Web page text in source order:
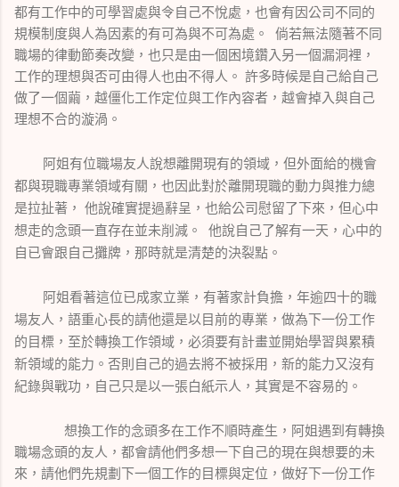
都有工作中的可學習處與令自己不悅處，也會有因公司不同的
規模制度與人為因素的有可為與不可為處。 倘若無法隨著不同
職場的律動節奏改變，也只是由一個困境鑽入另一個漏洞裡，
工作的理想與否可由得人也由不得人。 許多時候是自己給自己
做了一個繭，越僵化工作定位與工作內容者，越會掉入與自己
理想不合的漩渦。
阿姐有位職場友人說想離開現有的領域，但外面給的機會
都與現職專業領域有關，也因此對於離開現職的動力與推力總
是拉扯著， 他說確實提過辭呈，也給公司慰留了下來，但心中
想走的念頭一直存在並未削減。 他說自己了解有一天，心中的
自已會跟自己攤牌，那時就是清楚的決裂點。
阿姐看著這位已成家立業，有著家計負擔，年逾四十的職
場友人，語重心長的請他還是以目前的專業，做為下一份工作
的目標，至於轉換工作領域，必須要有計畫並開始學習與累積
新領域的能力。否則自己的過去將不被採用，新的能力又沒有
紀錄與戰功，自己只是以一張白紙示人，其實是不容易的。
想換工作的念頭多在工作不順時產生，阿姐遇到有轉換
職場念頭的友人，都會請他們多想一下自己的現在與想要的未
來，請他們先規劃下一個工作的目標與定位，做好下一份工作